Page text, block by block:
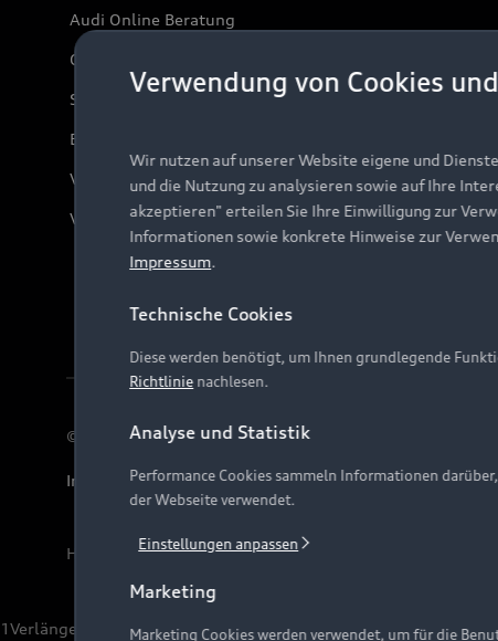
Audi Online Beratung
Online-Terminvereinbarung
Servicekontakt
Bordbuch & Bedienungsanleitungen
Verträge kündigen
Vertrag widerrufen
© 2026 AUDI AG. Alle Rechte vorbehalten
Impressum Rechtliches Hinweisgebersystem
Hinweis: Die aktuelle Darstellung und Anordnung der
1Verlängerung vorbehalten.
Verwendung von Cookies
Wir nutzen auf unserer Website eigene und
und die Nutzung zu analysieren sowie auf Ihre
akzeptieren" erteilen Sie Ihre Einwilligung zur
Informationen sowie konkrete Hinweise zur
Impressum.
Technische Cookies
Diese werden benötigt, um Ihnen grundlegende
Richtlinie nachlesen.
Analyse und Statistik
Performance Cookies sammeln Informationen
der Webseite verwendet.
Einstellungen anpassen
Marketing
Marketing Cookies werden verwendet, um für die